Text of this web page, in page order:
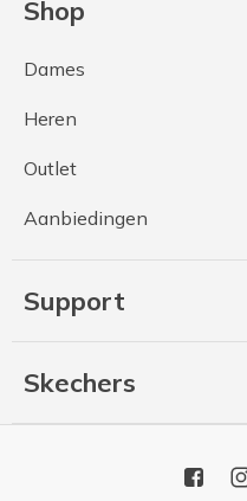
Shop
Dames
Heren
Outlet
Aanbiedingen
Support
Skechers